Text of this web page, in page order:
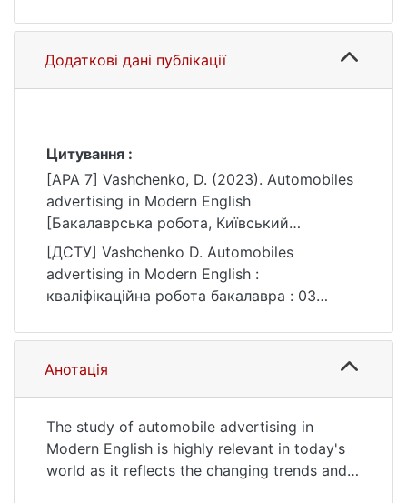
Додаткові дані публікації
Цитування :
[APA 7] Vashchenko, D. (2023). Automobiles
advertising in Modern English
[Бакалаврська робота, Київський
національний університет імені Тараса
Шевченка]. eKNUTSHIR.
https://ir.library.knu.ua/handle/15071834/498
[ДСТУ] Vashchenko D. Automobiles
advertising in Modern English :
кваліфікаційна робота бакалавра : 03
Київ, 2023. 69 с. URL:
https://ir.library.knu.ua/handle/15071834/498
4 (дата звернення: 25.07.2026).
Анотація
The study of automobile advertising in
Modern English is highly relevant in today's
world as it reflects the changing trends and